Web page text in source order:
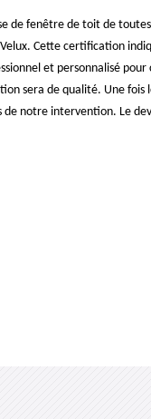
de fenêtre de toit de toutes
Cette certification
et personnalisé pour
sera de qualité. Une fois
notre intervention. Le